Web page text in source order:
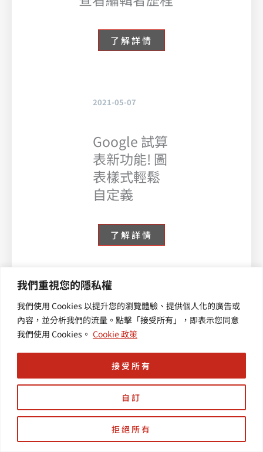
我們重視您的隱私權
我們使用 Cookies 以提升您的瀏覽體驗、提供個人化的廣告或
內容，並分析我們的流量。點擊「接受所有」，即表示您同意
我們使用 Cookies。 Cookie 政策
自訂
拒絕所有
接受所有
了解詳情
2021-05-07
Google 試算
表新功能! 圖
表樣式輕鬆
自定義
了解詳情
2021-05-04
Google日曆
再進化!整合
地圖功能，
評論、路線
規劃一氣呵
成